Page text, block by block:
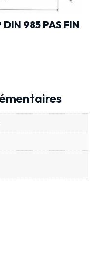
DIN 985 PAS FIN